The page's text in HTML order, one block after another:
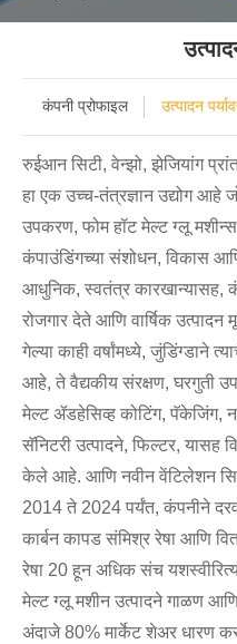
कंपनी प्रोफाइल उत्पादन
रुईआन सिटी, वेन्झो, झेजियांग
हा एक उच्च-तंत्रज्ञान उद्योग आहे
उपकरण, फोम हॉट मेल्ट ग्लू
कंपाउंडिंगच्या संशोधन, विकास
आधुनिक, स्वतंत्र कारखान्यासह,
रोजगार देते आणि वार्षिक
गेल्या काही वर्षांमध्ये, जुंडिंग्डाने
आहे, ते वैद्यकीय संरक्षण, घरगुती
मेल्ट ॲडहेसिव्ह कोटिंग, पॅकेजिंग,
सॅनिटरी उत्पादने, फिल्टर, यासह
केले आहे. आणि नवीन वेंटिलेशन
2014 ते 2024 पर्यंत, कंपनीने
कार्बन कापड संमिश्र रेषा आणि
रेषा 20 हून अधिक संच
मेल्ट ग्लू मशीन उत्पादने गाळण आणि
अंदाजे 80% मार्केट शेअर धारण